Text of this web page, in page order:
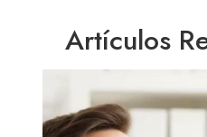
Artículos